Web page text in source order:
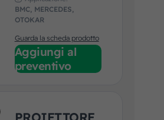
BMC, MERCEDES,
OTOKAR
Guarda la scheda prodotto
Aggiungi al
preventivo
PROIETTORE